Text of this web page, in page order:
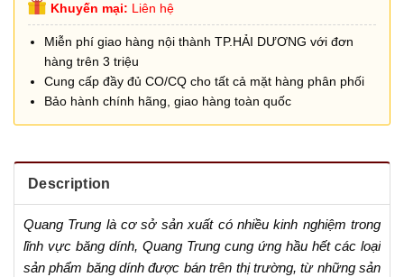
Khuyến mại: Liên hệ
Miễn phí giao hàng nội thành TP.HẢI DƯƠNG với đơn
hàng trên 3 triệu
Cung cấp đầy đủ CO/CQ cho tất cả mặt hàng phân phối
Bảo hành chính hãng, giao hàng toàn quốc
Description
Quang Trung là cơ sở sản xuất có nhiều kinh nghiệm trong
lĩnh vực băng dính, Quang Trung cung ứng hầu hết các loại
sản phẩm băng dính được bán trên thị trường, từ những sản